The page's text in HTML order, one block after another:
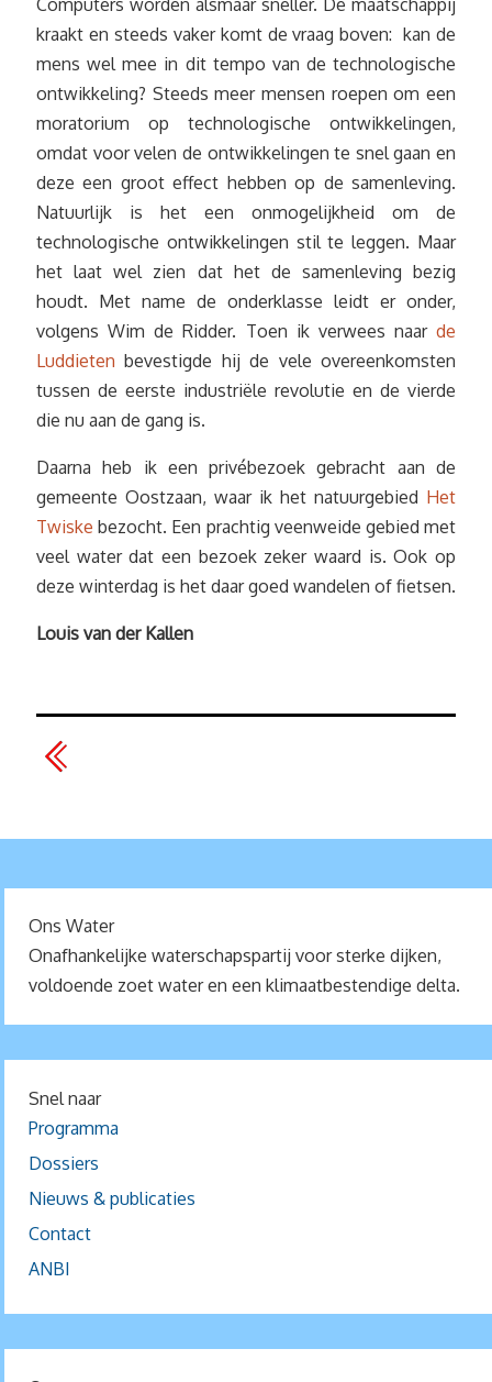
Computers worden alsmaar sneller. De maatschappij
kraakt en steeds vaker komt de vraag boven: kan de
mens wel mee in dit tempo van de technologische
ontwikkeling? Steeds meer mensen roepen om een
moratorium op technologische ontwikkelingen,
omdat voor velen de ontwikkelingen te snel gaan en
deze een groot effect hebben op de samenleving.
Natuurlijk is het een onmogelijkheid om de
technologische ontwikkelingen stil te leggen. Maar
het laat wel zien dat het de samenleving bezig
houdt. Met name de onderklasse leidt er onder,
volgens Wim de Ridder. Toen ik verwees naar de
Luddieten bevestigde hij de vele overeenkomsten
tussen de eerste industriële revolutie en de vierde
die nu aan de gang is.
Daarna heb ik een privébezoek gebracht aan de
gemeente Oostzaan, waar ik het natuurgebied Het
Twiske bezocht. Een prachtig veenweide gebied met
veel water dat een bezoek zeker waard is. Ook op
deze winterdag is het daar goed wandelen of fietsen.
Louis van der Kallen
Ons Water
Onafhankelijke waterschapspartij voor sterke dijken,
voldoende zoet water en een klimaatbestendige delta.
Snel naar
Programma
Dossiers
Nieuws & publicaties
Contact
ANBI